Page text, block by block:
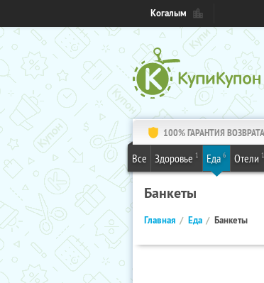
Когалым
100% ГАРАНТИЯ
Все Здоровье 1 Еда 6 Отели
Банкеты
Главная Еда Банкеты